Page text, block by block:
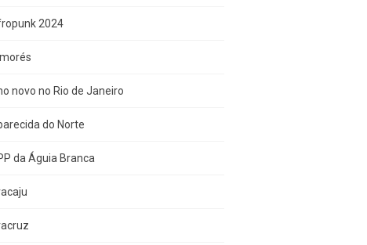
2024
novo no Rio de Janeiro
do Norte
da Águia Branca